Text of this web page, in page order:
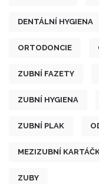
DENTÁLNÍ HYGIENA
ORTODONCIE
ZUBNÍ FAZETY
ZUBNÍ HYGIENA
ZUBNÍ PLAK
MEZIZUBNÍ
ZUBY